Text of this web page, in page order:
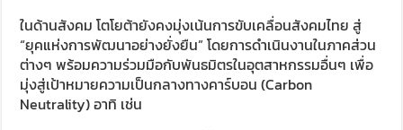
ในด้านสังคม โตโยต้ายังคงมุ่งเน้นการขับเคลื่อนสังคมไทย สู่
“ยุคแห่งการพัฒนาอย่างยั่งยืน” โดยการดำเนินงานในภาคส่วน
ต่างๆ พร้อมความร่วมมือกับพันธมิตรในอุตสาหกรรมอื่นๆ เพื่อ
มุ่งสู่เป้าหมายความเป็นกลางทางคาร์บอน (Carbon
Neutrality) อาทิ เช่น